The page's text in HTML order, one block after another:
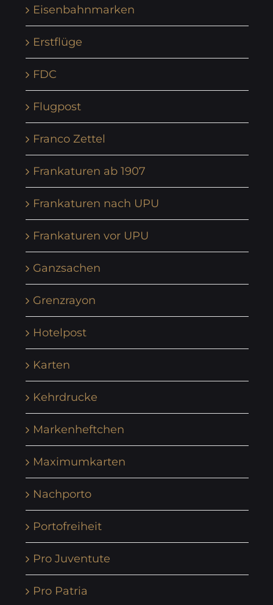
Eisenbahnmarken
Erstflüge
FDC
Flugpost
Franco Zettel
Frankaturen ab 1907
Frankaturen nach UPU
Frankaturen vor UPU
Ganzsachen
Grenzrayon
Hotelpost
Karten
Kehrdrucke
Markenheftchen
Maximumkarten
Nachporto
Portofreiheit
Pro Juventute
Pro Patria